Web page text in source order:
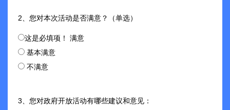
2、您对本次活动是否满意？（单选）
这是必填项！
满意
基本满意
不满意
3、您对政府开放活动有哪些建议和意见：